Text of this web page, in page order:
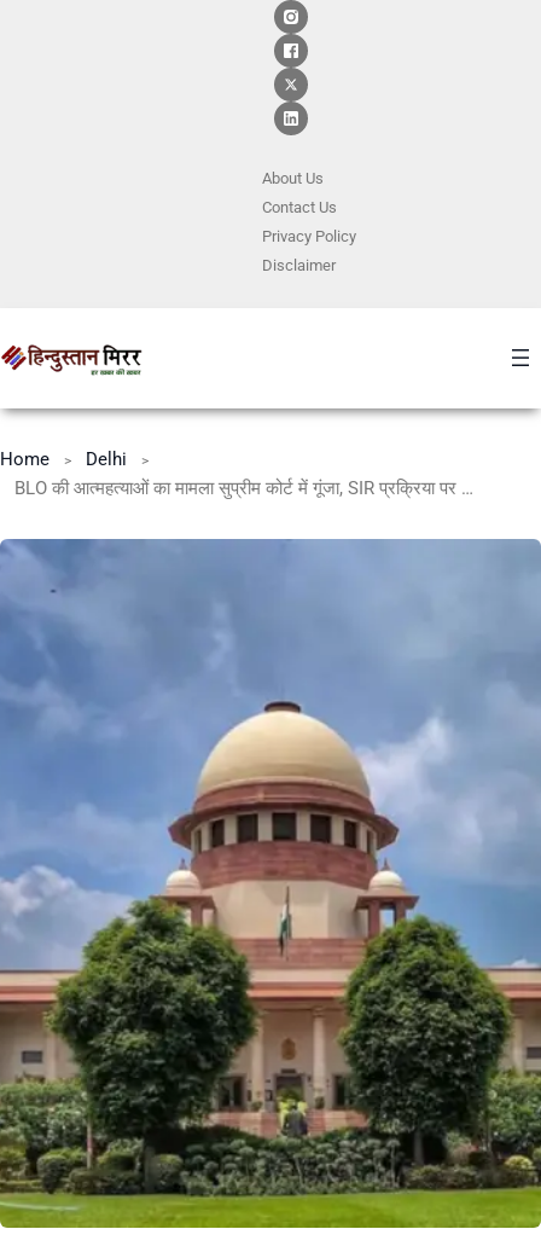
About Us
ContactUs
Privacy Policy
Disclaimer
Home
Delhi
BLO की आत्महत्याओं का मामला सुप्रीम कोर्ट में गूंजा, SIR प्रक्रिया पर कड़े निर्देश